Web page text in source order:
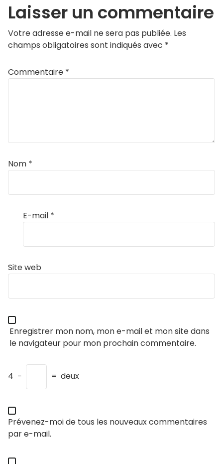
Laisser un commentaire
Votre adresse e-mail ne sera pas publiée. Les
champs obligatoires sont indiqués avec *
Commentaire *
Nom *
E-mail *
Site web
Enregistrer mon nom, mon e-mail et mon site dans
le navigateur pour mon prochain commentaire.
4 − = deux
Prévenez-moi de tous les nouveaux commentaires
par e-mail.